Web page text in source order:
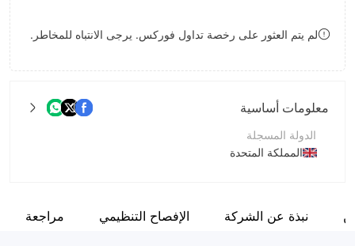
8
لم يتم العثور على رخصة تداول فوركس. يرجى الانتباه للمخاطر.
معلومات أساسية
الدولة المسجلة
المملكة المتحدة
اسم الشركة
نبذة عن الشركة الإفصاح التنظيمي مراجعة